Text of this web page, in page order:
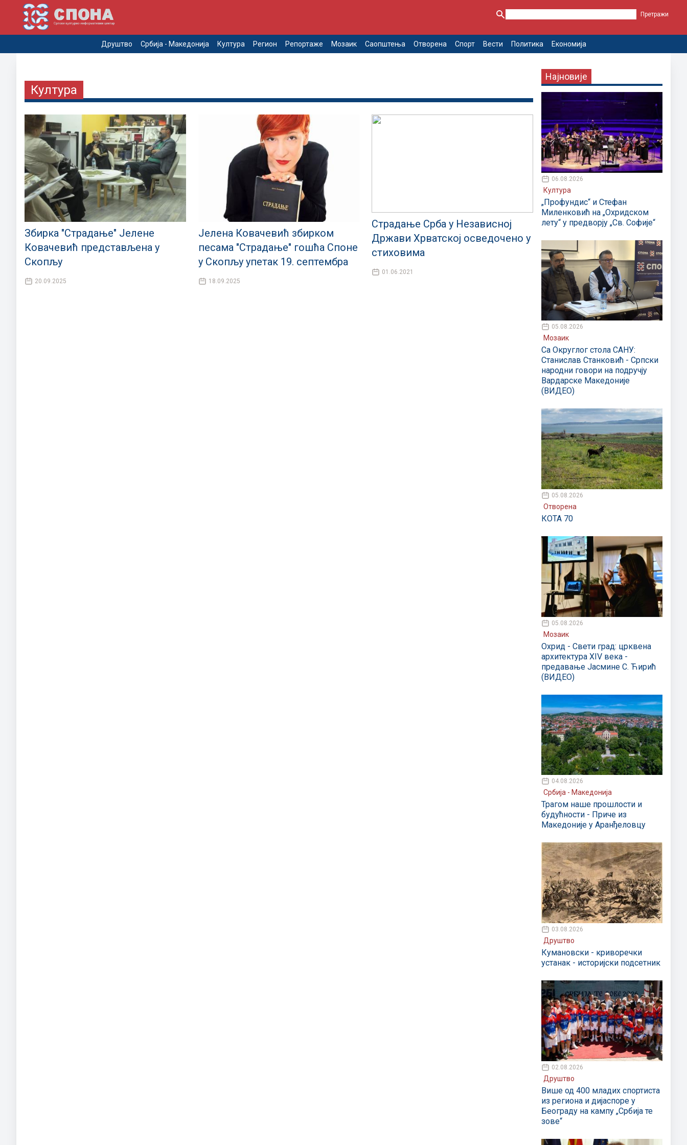
Друштво Србија - Македонија Култура Регион Репортаже Мозаик Саопштења Отворена Спорт Вести Политика Економија
Култура
Збирка "Страдање" Јелене
Ковачевић представљена у
Скопљу
20.09.2025
Јелена Ковачевић збирком
песама "Страдање" гошћа Споне
у Скопљу упетак 19. септембра
18.09.2025
Страдање Срба у Независној
Држави Хрватској осведочено у
стиховима
01.06.2021
Најновије
06.08.2026
Култура
„Профундис“ и Стефан
Миленковић на „Охридском
лету“ у предворју „Св. Софије“
05.08.2026
Мозаик
Са Округлог стола САНУ:
Станислав Станковић - Српски
народни говори на подручју
Вардарске Македоније
(ВИДЕО)
05.08.2026
Отворена
КОТА 70
05.08.2026
Мозаик
Охрид - Свети град: црквена
архитектура XIV века -
предавање Јасмине С. Ћирић
(ВИДЕО)
04.08.2026
Србија - Македонија
Трагом наше прошлости и
будућности - Приче из
Македоније у Аранђеловцу
03.08.2026
Друштво
Кумановски - криворечки
устанак - историјски подсетник
02.08.2026
Друштво
Више од 400 младих спортиста
из региона и дијаспоре у
Београду на кампу „Србија те
зове“